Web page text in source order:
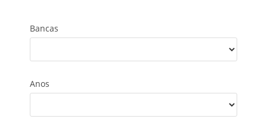
Bancas
Anos